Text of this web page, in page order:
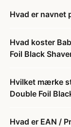
Hvad er navnet
Hvad koster
Foil Black
Hvilket mærke
Double Foil
Hvad er EAN /